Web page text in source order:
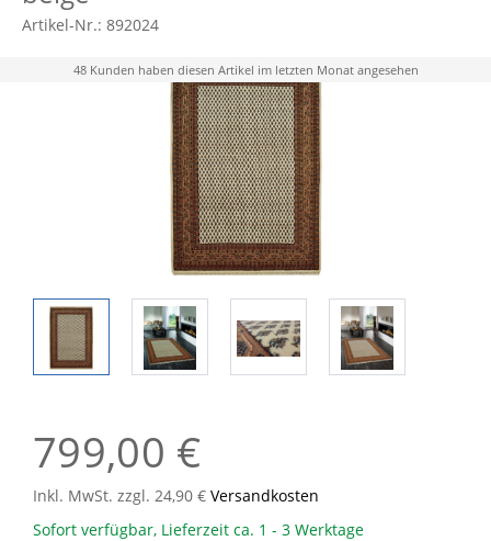
Artikel-Nr.: 892024
48 Kunden haben diesen Artikel im letzten Monat angesehen
799,00 €
Inkl. MwSt. zzgl. 24,90 € Versandkosten
Sofort verfügbar, Lieferzeit ca. 1 - 3 Werktage